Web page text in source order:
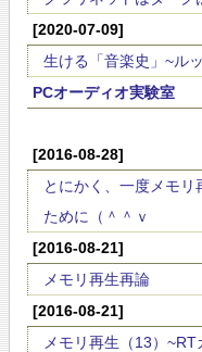
[2020-07-09]
生ける「音楽史」~ル
PCオーディオ実験室
[2016-08-28]
とにかく、一度メモ
ために（＾＾ｖ
[2016-08-21]
メモリ再生再論
[2016-08-21]
メモリ再生（13）